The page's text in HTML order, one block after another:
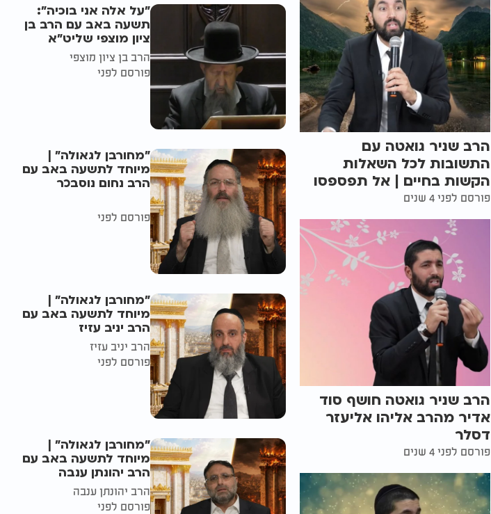
הרב שניר גואטה עם
התשובות לכל השאלות
הקשות בחיים | אל תפספסו
פורסם לפני 4 שנים
הרב שניר גואטה חושף סוד
אדיר מהרב אליהו אליעזר
דסלר
פורסם לפני 4 שנים
"על אלה אני בוכיה":
תשעה באב עם הרב בן
ציון מוצפי שליט"א
הרב בן ציון מוצפי
פורסם לפני
"מחורבן לגאולה" |
מיוחד לתשעה באב עם
הרב נחום נוסבכר
פורסם לפני
"מחורבן לגאולה" |
מיוחד לתשעה באב עם
הרב יניב עזיז
הרב יניב עזיז
פורסם לפני
"מחורבן לגאולה" |
מיוחד לתשעה באב עם
הרב יהונתן ענבה
הרב יהונתן ענבה
פורסם לפני